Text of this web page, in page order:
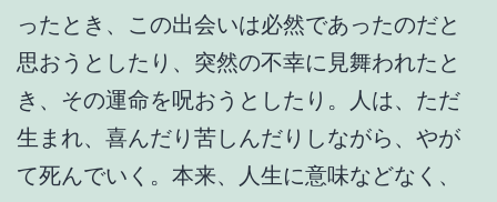
ったとき、この出会いは必然であったのだと
思おうとしたり、突然の不幸に見舞われたと
き、その運命を呪おうとしたり。人は、ただ
生まれ、喜んだり苦しんだりしながら、やが
て死んでいく。本来、人生に意味などなく、